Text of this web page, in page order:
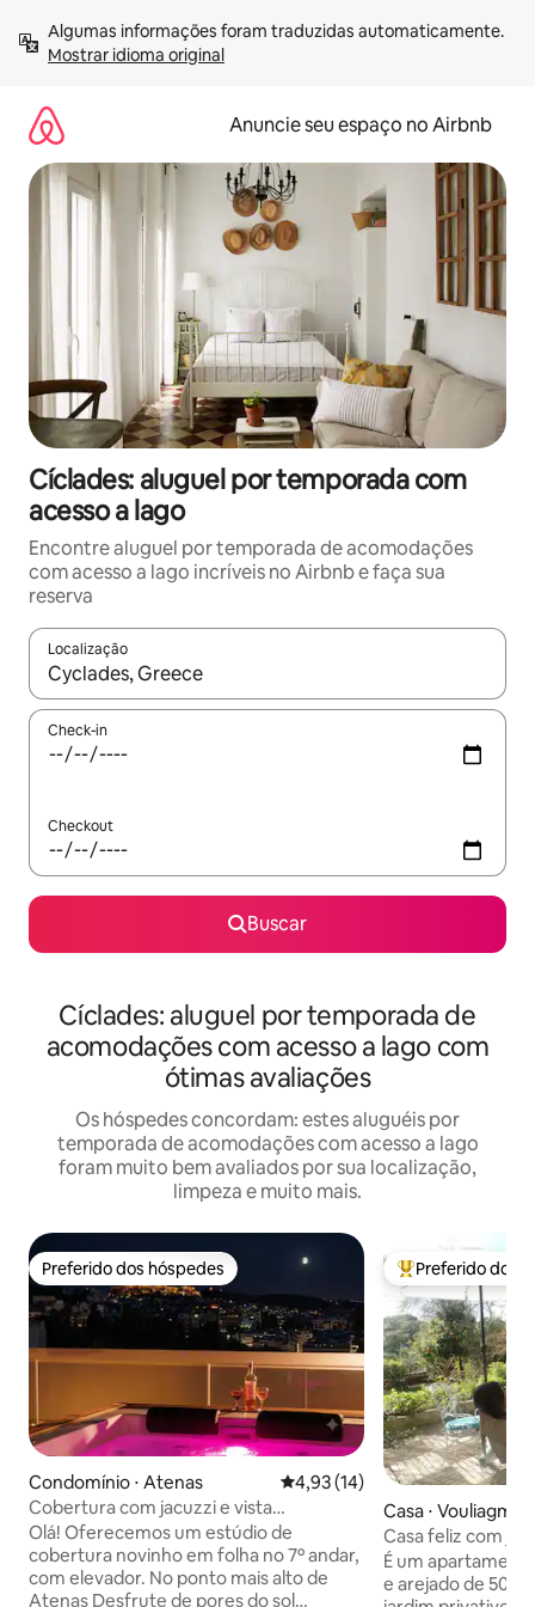
para
Mostrar idioma original
Anuncie seu espaço no Airbnb
Cíclades: aluguel por temporada com
acesso a lago
Encontre aluguel por temporada de acomodações
com acesso a lago incríveis no Airbnb e faça sua
reserva
Localização
Quando os resultados estiverem disponíveis, explore-os
Check-in
Checkout
Buscar
Cíclades: aluguel por temporada de
acomodações com acesso a lago com
ótimas avaliações
Os hóspedes concordam: estes aluguéis por
temporada de acomodações com acesso a lago
foram muito bem avaliados por sua localização,
limpeza e muito mais.
Preferido dos hóspedes
Preferido dos hóspedes
Condomínio ⋅ Atenas 4,93 de uma avaliação média
4,93 (14)
Cobertura com jacuzzi e vista
panorâmica!
Olá! Oferecemos um estúdio de
cobertura novinho em folha no 7º andar,
com elevador. No ponto mais alto de
Atenas Desfrute de pores do sol
Entre os
Preferido dos
Casa ⋅
Casa feliz com
Localização única.
É um
e arejado de 50